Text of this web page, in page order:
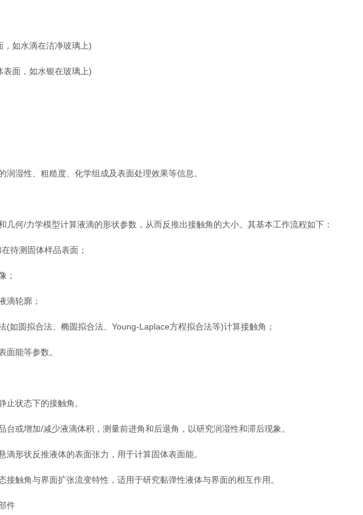
如水滴在洁净玻璃上)
面，如水银在玻璃上)
湿性、粗糙度、化学组成及表面处理效果等信息。
何/力学模型计算液滴的形状参数，从而反推出接触角的大小。其基本工作流程如下：
测固体样品表面；
；
轮廓；
圆拟合法、椭圆拟合法、Young-Laplace方程拟合法等)计算接触角；
能等参数。
状态下的接触角。
或增加/减少液滴体积，测量前进角和后退角，以研究润湿性和滞后现象。
形状反推液体的表面张力，用于计算固体表面能。
触角与界面扩张流变特性，适用于研究黏弹性液体与界面的相互作用。
件